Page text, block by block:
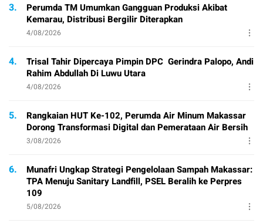
3.
Perumda TM Umumkan Gangguan Produksi Akibat
Kemarau, Distribusi Bergilir Diterapkan
4/08/2026
4.
Trisal Tahir Dipercaya Pimpin DPC Gerindra Palopo, Andi
Rahim Abdullah Di Luwu Utara
4/08/2026
5.
Rangkaian HUT Ke-102, Perumda Air Minum Makassar
Dorong Transformasi Digital dan Pemerataan Air Bersih
3/08/2026
6.
Munafri Ungkap Strategi Pengelolaan Sampah Makassar:
TPA Menuju Sanitary Landfill, PSEL Beralih ke Perpres
109
5/08/2026